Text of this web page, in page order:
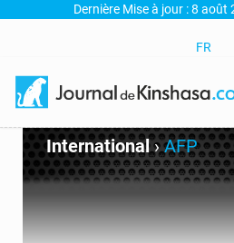
Dernière Mise à jour : 8 août
FR
International›AFP